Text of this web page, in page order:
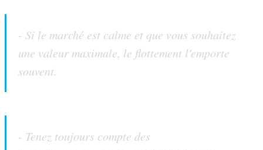
- Si le marché est calme et que vous souhaitez
une valeur maximale, le flottement l'emporte
souvent.
- Tenez toujours compte des